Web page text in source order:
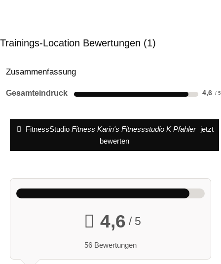
Trainings-Location Bewertungen 1
Zusammenfassung
Gesamteindruck 4,6
FitnessStudio Fitness Karin's Fitnessstudio K Pfahler
jetzt
bewerten
4,6 / 5
56 Bewertungen